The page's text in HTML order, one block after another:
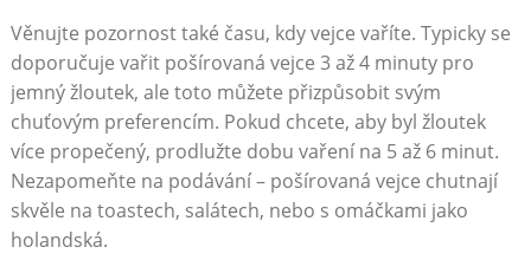
Věnujte pozornost také času, kdy vejce vaříte. Typicky se
doporučuje vařit pošírovaná vejce 3 až 4 minuty pro
jemný žloutek, ale toto můžete přizpůsobit svým
chuťovým preferencím. Pokud chcete, aby byl žloutek
více propečený, prodlužte dobu vaření na 5 až 6 minut.
Nezapomeňte na podávání – pošírovaná vejce chutnají
skvěle na toastech, salátech, nebo s omáčkami jako
holandská.